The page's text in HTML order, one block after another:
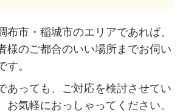
布市・稲城市のエリアであれば、
様のご都合のいい場所までお伺い
す。
あっても、ご対応を検討させてい
お気軽におっしゃってください。